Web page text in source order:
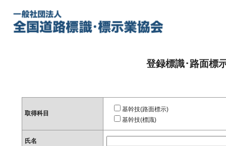
登録標識･路面標
取得科目
基幹技(路面標示)
基幹技(標識)
氏名